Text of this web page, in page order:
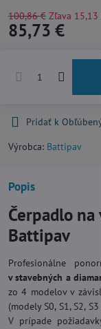
100,86 € Zľava 15,13
85,73 €
Pridať k
Výrobca: Battipav
Popis
Čerpadlo
Battipav
Profesionálne
v stavebných a
zo 4 modelov v
(modely S0, S1, S2,
V prípade